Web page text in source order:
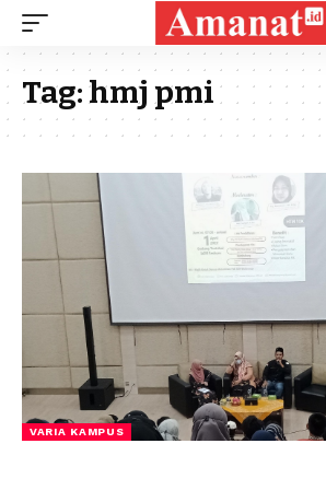
Tag:hmj pmi
VARIA KAMPUS